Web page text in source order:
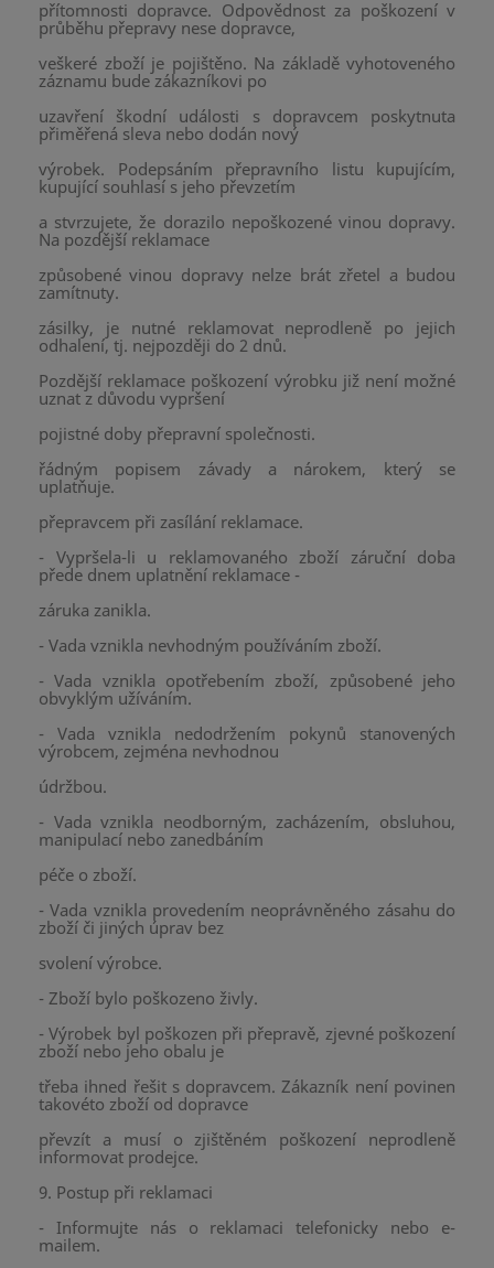
přítomnosti dopravce. Odpovědnost za poškození v
průběhu přepravy nese dopravce,
veškeré zboží je pojištěno. Na základě vyhotoveného
záznamu bude zákazníkovi po
uzavření škodní události s dopravcem poskytnuta
přiměřená sleva nebo dodán nový
výrobek. Podepsáním přepravního listu kupujícím,
kupující souhlasí s jeho převzetím
a stvrzujete, že dorazilo nepoškozené vinou dopravy.
Na pozdější reklamace
způsobené vinou dopravy nelze brát zřetel a budou
zamítnuty.
zásilky, je nutné reklamovat neprodleně po jejich
odhalení, tj. nejpozději do 2 dnů.
Pozdější reklamace poškození výrobku již není možné
uznat z důvodu vypršení
pojistné doby přepravní společnosti.
řádným popisem závady a nárokem, který se
uplatňuje.
přepravcem při zasílání reklamace.
- Vypršela-li u reklamovaného zboží záruční doba
přede dnem uplatnění reklamace -
záruka zanikla.
- Vada vznikla nevhodným používáním zboží.
- Vada vznikla opotřebením zboží, způsobené jeho
obvyklým užíváním.
- Vada vznikla nedodržením pokynů stanovených
výrobcem, zejména nevhodnou
údržbou.
- Vada vznikla neodborným, zacházením, obsluhou,
manipulací nebo zanedbáním
péče o zboží.
- Vada vznikla provedením neoprávněného zásahu do
zboží či jiných úprav bez
svolení výrobce.
- Zboží bylo poškozeno živly.
- Výrobek byl poškozen při přepravě, zjevné poškození
zboží nebo jeho obalu je
třeba ihned řešit s dopravcem. Zákazník není povinen
takovéto zboží od dopravce
převzít a musí o zjištěném poškození neprodleně
informovat prodejce.
9. Postup při reklamaci
- Informujte nás o reklamaci telefonicky nebo e-
mailem.